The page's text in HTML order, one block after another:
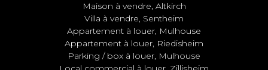
Maison à vendre, Altkirch
Villa à vendre, Sentheim
Appartement à louer, Mulhouse
Appartement à louer, Riedisheim
Parking / box à louer, Mulhouse